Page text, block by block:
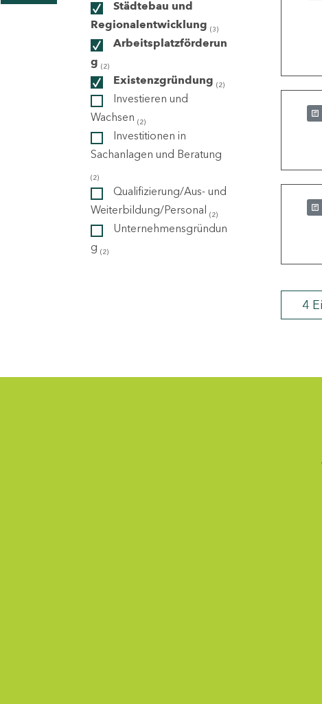
Städtebau und
Regionalentwicklung (3)
Arbeitsplatzförderun
g (2)
Existenzgründung (2)
Investieren und
Wachsen (2)
Investitionen in
Sachanlagen und Beratung
(2)
Qualifizierung/Aus- und
Weiterbildung/Personal (2)
Unternehmensgründun
g (2)
4